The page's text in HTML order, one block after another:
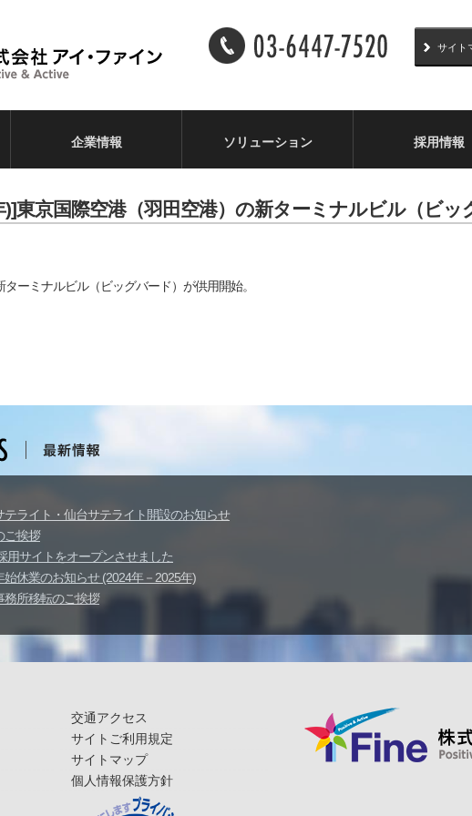
サイト
企業情報 ソリューション 採用情報
)]東京国際空港（羽田空港）の新ターミナルビル（ビッ
ターミナルビル（ビッグバード）が供用開始。
テライト・仙台サテライト開設のお知らせ
ご挨拶
用サイトをオープンさせました
始休業のお知らせ (2024年－2025年)
務所移転のご挨拶
交通アクセス
サイトご利用規定
サイトマップ
個人情報保護方針